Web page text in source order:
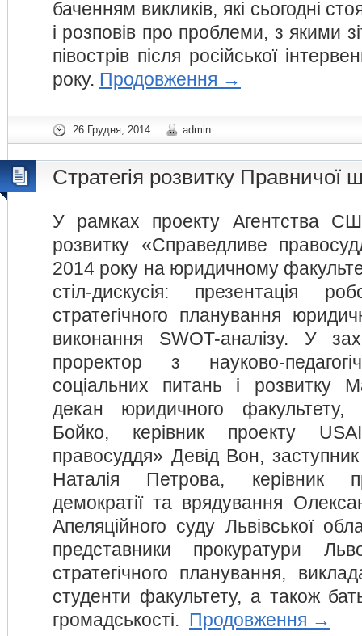
баченням викликів, які сьогодні
і розповів про проблеми, з якими
півострів після російської
року. Продовження →
26 Грудня, 2014 admin
Стратегія розвитку Правничої
У рамках проекту Агентства
розвитку «Справедливе
2014 року на юридичному
стіл-дискусія: презентація
стратегічного планування
виконання SWOT-аналізу. У
проректор з науково-
соціальних питань і розвитку
декан юридичного
Бойко, керівник проекту
правосуддя» Девід Вон,
Наталія Петрова, керівник
демократії та врядування
Апеляційного суду Львівської
представники прокуратури
стратегічного планування,
студенти факультету, а також
громадськості. Продовження →